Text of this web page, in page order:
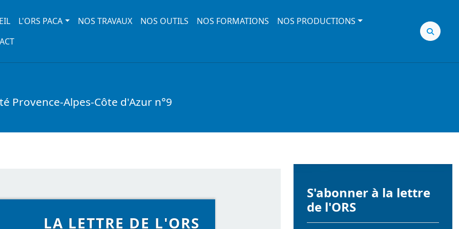
navigation
L'ORS PACA NOS TRAVAUX NOS OUTILS NOS FORMATIONS
NOS PRODUCTIONS
Provence-Alpes-Côte d'Azur n°9
LA LETTRE DE L'ORS
S'abonner à la lettre
de l'ORS